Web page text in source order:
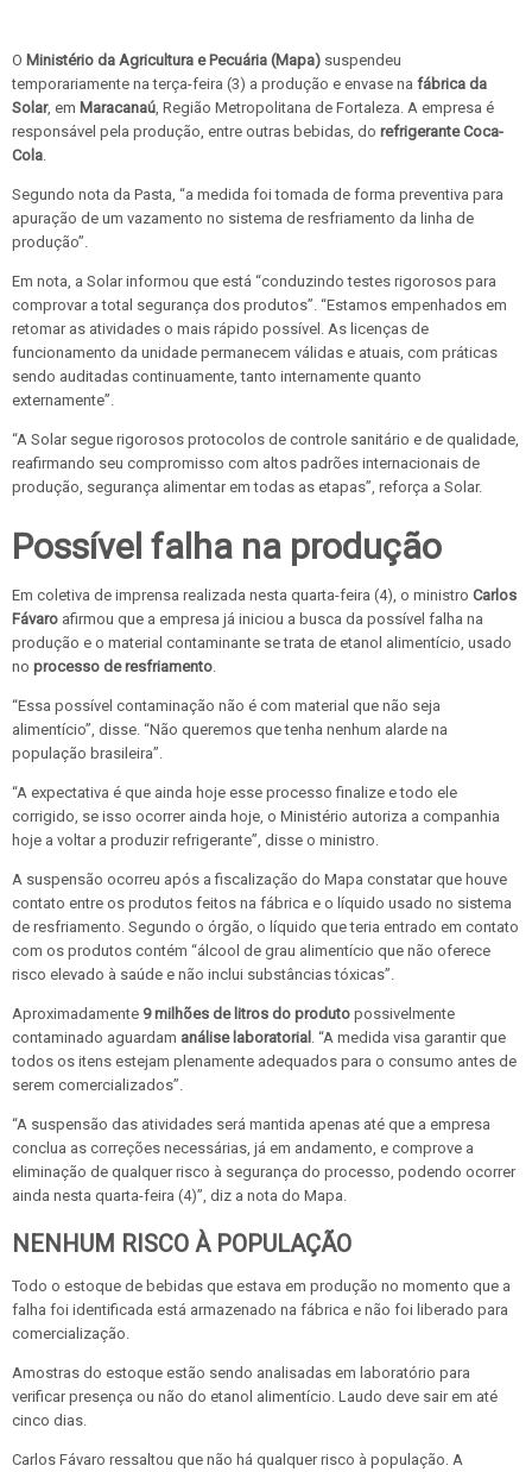
O Ministério da Agricultura e Pecuária (Mapa) suspendeu
temporariamente na terça-feira (3) a produção e envase na fábrica da
Solar, em Maracanaú, Região Metropolitana de Fortaleza. A empresa é
responsável pela produção, entre outras bebidas, do refrigerante Coca-
Cola.
Segundo nota da Pasta, “a medida foi tomada de forma preventiva para
apuração de um vazamento no sistema de resfriamento da linha de
produção”.
Em nota, a Solar informou que está “conduzindo testes rigorosos para
comprovar a total segurança dos produtos”. “Estamos empenhados em
retomar as atividades o mais rápido possível. As licenças de
funcionamento da unidade permanecem válidas e atuais, com práticas
sendo auditadas continuamente, tanto internamente quanto
externamente”.
“A Solar segue rigorosos protocolos de controle sanitário e de qualidade,
reafirmando seu compromisso com altos padrões internacionais de
produção, segurança alimentar em todas as etapas”, reforça a Solar.
Possível falha na produção
Em coletiva de imprensa realizada nesta quarta-feira (4), o ministro Carlos
Fávaro afirmou que a empresa já iniciou a busca da possível falha na
produção e o material contaminante se trata de etanol alimentício, usado
no processo de resfriamento.
“Essa possível contaminação não é com material que não seja
alimentício”, disse. “Não queremos que tenha nenhum alarde na
população brasileira”.
“A expectativa é que ainda hoje esse processo finalize e todo ele
corrigido, se isso ocorrer ainda hoje, o Ministério autoriza a companhia
hoje a voltar a produzir refrigerante”, disse o ministro.
A suspensão ocorreu após a fiscalização do Mapa constatar que houve
contato entre os produtos feitos na fábrica e o líquido usado no sistema
de resfriamento. Segundo o órgão, o líquido que teria entrado em contato
com os produtos contém “álcool de grau alimentício que não oferece
risco elevado à saúde e não inclui substâncias tóxicas”.
Aproximadamente 9 milhões de litros do produto possivelmente
contaminado aguardam análise laboratorial . “A medida visa garantir que
todos os itens estejam plenamente adequados para o consumo antes de
serem comercializados”.
“A suspensão das atividades será mantida apenas até que a empresa
conclua as correções necessárias, já em andamento, e comprove a
eliminação de qualquer risco à segurança do processo, podendo ocorrer
ainda nesta quarta-feira (4)”, diz a nota do Mapa.
NENHUM RISCO À POPULAÇÃO
Todo o estoque de bebidas que estava em produção no momento que a
falha foi identificada está armazenado na fábrica e não foi liberado para
comercialização.
Amostras do estoque estão sendo analisadas em laboratório para
verificar presença ou não do etanol alimentício. Laudo deve sair em até
cinco dias.
Carlos Fávaro ressaltou que não há qualquer risco à população. A